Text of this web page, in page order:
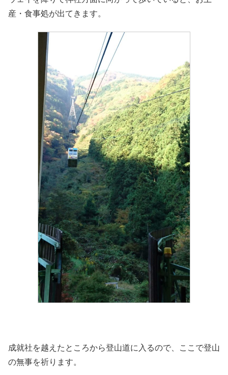
産・食事処が出てきます。
成就社を越えたところから登山道に入るので、ここで登山
の無事を祈ります。